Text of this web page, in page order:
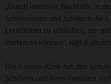
„Durch intensive Nachhilfe in
Schülerinnen und Schülern die
Lernlücken zu schließen, um
starten zu können“, sagt
Die Corona-Krise hat den
Schülern und ihren Familien